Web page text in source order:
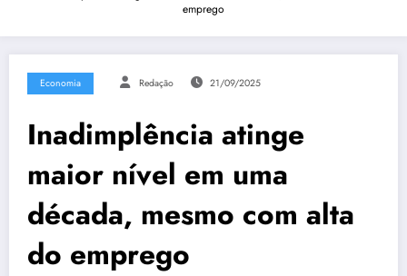
emprego
Economia Redação 21/09/2025
Inadimplência atinge
maior nível em uma
década, mesmo com alta
do emprego